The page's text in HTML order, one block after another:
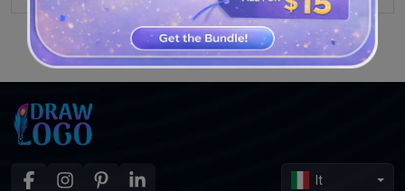
GUARDA PIÙ DISEGNI
It